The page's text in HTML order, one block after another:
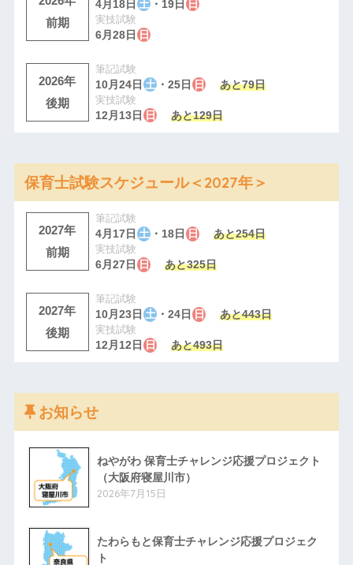
前期
4月18日 土 ・19日 日
実技試験
6月28日 日
2026年
後期
筆記試験
10月24日 土 ・25日 日
あと79日
実技試験
12月13日 日 あと129日
保育士試験スケジュール＜2027年＞
2027年
前期
筆記試験
4月17日 土 ・18日 日
あと254日
実技試験
6月27日 日 あと325日
2027年
後期
筆記試験
10月23日 土 ・24日 日
あと443日
実技試験
12月12日 日 あと493日
お知らせ
ねやがわ 保育士チャレンジ応援プロジェクト
（大阪府寝屋川市）
2026年7月15日
たわらもと保育士チャレンジ応援プロジェク
ト